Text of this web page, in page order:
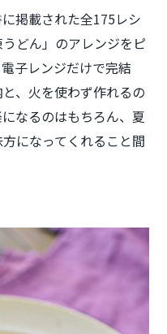
掲載された全175レシ
どん」のアレンジをピ
子レンジだけで完結
、火を使わず作れるの
なるのはもちろん、夏
になってくれること間